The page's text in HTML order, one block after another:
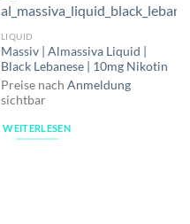
LIQUID
Massiv | Almassiva Liquid |
Black Lebanese | 10mg Nikotin
Preise nach Anmeldung
sichtbar
WEITERLESEN